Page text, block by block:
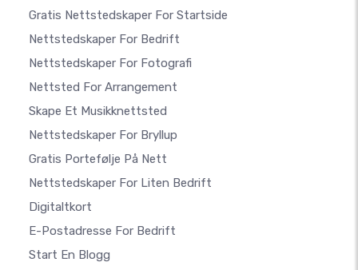
Gratis Nettstedskaper For Startside
Nettstedskaper For Bedrift
Nettstedskaper For Fotografi
Nettsted For Arrangement
Skape Et Musikknettsted
Nettstedskaper For Bryllup
Gratis Portefølje På Nett
Nettstedskaper For Liten Bedrift
Digitaltkort
E-Postadresse For Bedrift
Start En Blogg